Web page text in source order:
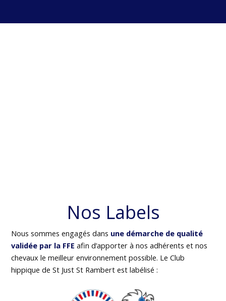
Nos Labels
Nous sommes engagés dans une démarche de qualité
validée par la FFE afin d’apporter à nos adhérents et nos
chevaux le meilleur environnement possible. Le Club
hippique de St Just St Rambert est labélisé :